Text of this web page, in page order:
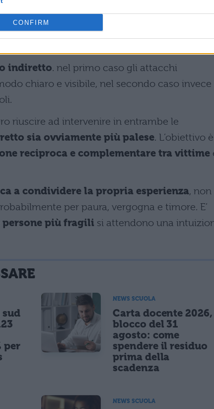
CONFIRM
bullismoè opportuno capire quanto
chi li subisce.
indiretto. nel primo caso gli attacchi
chiaro e visibile, nel secondo caso invece
riuscire ad intervenire in entrambe le
sia ovviamente più palese. L’obiettivo è
reciproca e complementare tra vittime
a condividere la propria esperienza, non
per paura, vergogna e timore. E’
persone più fragili si attendono una
per
NEWS SCUOLA
Carta docente 2026,
blocco del 31
agosto: come
spendere il residuo
prima della
scadenza
NEWS SCUOLA